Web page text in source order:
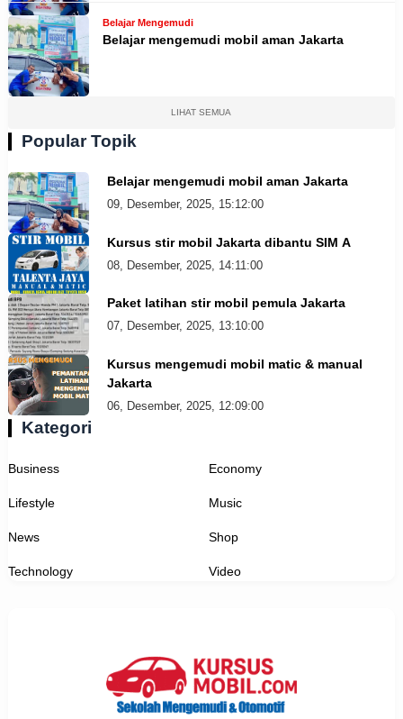
Belajar Mengemudi
Belajar mengemudi mobil aman Jakarta
LIHAT SEMUA
Popular Topik
Belajar mengemudi mobil aman Jakarta
09, Desember, 2025, 15:12:00
Kursus stir mobil Jakarta dibantu SIM A
08, Desember, 2025, 14:11:00
Paket latihan stir mobil pemula Jakarta
07, Desember, 2025, 13:10:00
Kursus mengemudi mobil matic & manual
Jakarta
06, Desember, 2025, 12:09:00
Kategori
Business Economy
Lifestyle Music
News Shop
Technology Video